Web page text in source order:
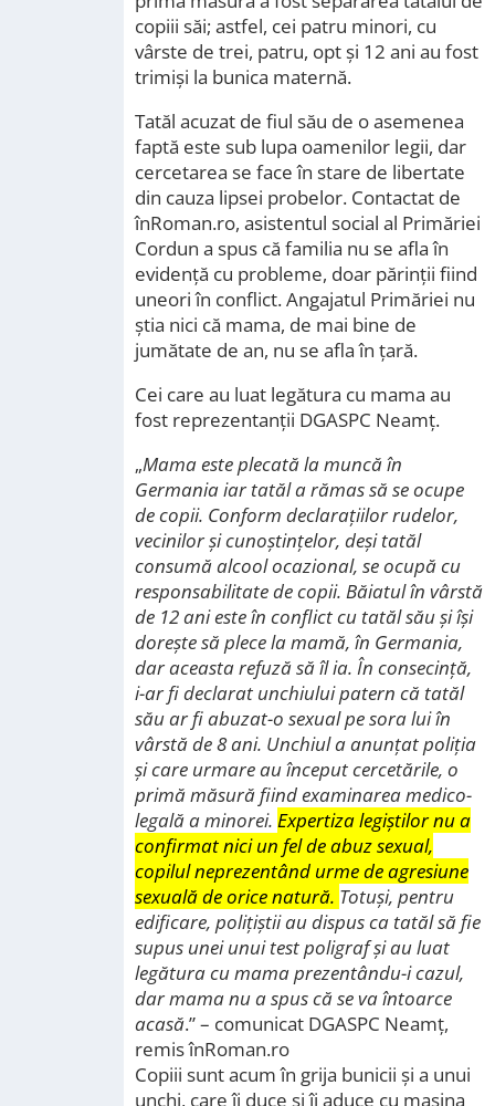
copiii săi; astfel, cei patru minori, cu
vârste de trei, patru, opt și 12 ani au fost
trimiși la bunica maternă.
Tatăl acuzat de fiul său de o asemenea
faptă este sub lupa oamenilor legii, dar
cercetarea se face în stare de libertate
din cauza lipsei probelor. Contactat de
înRoman.ro, asistentul social al Primăriei
Cordun a spus că familia nu se afla în
evidență cu probleme, doar părinții fiind
uneori în conflict. Angajatul Primăriei nu
știa nici că mama, de mai bine de
jumătate de an, nu se afla în țară.
Cei care au luat legătura cu mama au
fost reprezentanții DGASPC Neamț.
„Mama este plecată la muncă în
Germania iar tatăl a rămas să se ocupe
de copii. Conform declarațiilor rudelor,
vecinilor și cunoștințelor, deși tatăl
consumă alcool ocazional, se ocupă cu
responsabilitate de copii. Băiatul în vârstă
de 12 ani este în conflict cu tatăl său și își
dorește să plece la mamă, în Germania,
dar aceasta refuză să îl ia. În consecință,
i-ar fi declarat unchiului patern că tatăl
său ar fi abuzat-o sexual pe sora lui în
vârstă de 8 ani. Unchiul a anunțat poliția
și care urmare au început cercetările, o
primă măsură fiind examinarea medico-
legală a minorei. Expertiza legiștilor nu a
confirmat nici un fel de abuz sexual,
copilul neprezentând urme de agresiune
sexuală de orice natură. Totuși, pentru
edificare, polițiștii au dispus ca tatăl să fie
supus unei unui test poligraf și au luat
legătura cu mama prezentându-i cazul,
dar mama nu a spus că se va întoarce
acasă.” – comunicat DGASPC Neamț,
remis înRoman.ro
Copiii sunt acum în grija bunicii și a unui
unchi, care îi duce și îi aduce cu mașina